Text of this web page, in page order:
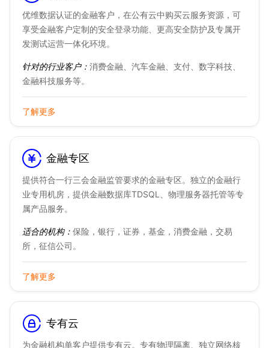
优维数据认证的金融客户，在公有云中购买云服务资源，可
享受金融客户定制的安全登录功能、更高安全防护及专属开
发测试运营一体化环境。
针对的行业客户： 消费金融、汽车金融、支付、数字科技、
金融科技服务等。
了解更多
金融专区
提供符合一行三会金融监管要求的金融专区。独立的金融行
业专用机房，提供金融数据库TDSQL、物理服务器托管等专
属产品服务。
适合的机构： 保险，银行，证券，基金，消费金融，交易
所，征信公司。
了解更多
专有云
为金融机构单客户提供专有云。专有物理隔离、独立网络核